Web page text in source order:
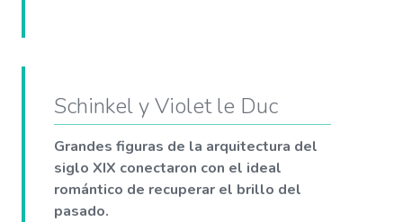
Schinkel y Violet le Duc
Grandes figuras de la arquitectura del
siglo XIX conectaron con el ideal
romántico de recuperar el brillo del
pasado.